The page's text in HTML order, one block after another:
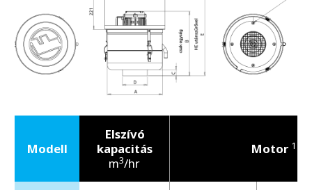
Modell
Elszívó
kapacitás
m3/hr
Motor 1